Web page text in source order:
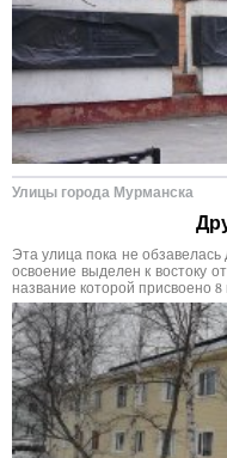
Улицы города Мурманска
Эта улица пока не
освоение выделен к востоку
название которой присвоено 8